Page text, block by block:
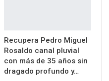
Recupera Pedro Miguel
Rosaldo canal pluvial
con más de 35 años sin
dragado profundo y…